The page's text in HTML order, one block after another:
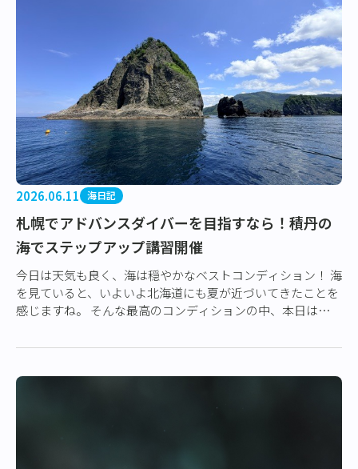
2026.06.11 海日記
札幌でアドバンスダイバーを目指すなら！積丹の
海でステップアップ講習開催
今日は天気も良く、海は穏やかなベストコンディション！ 海
を見ていると、いよいよ北海道にも夏が近づいてきたことを
感じますね。 そんな最高のコンディションの中、本日はアド